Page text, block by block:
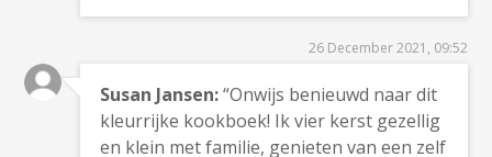
26 December 2021, 09:52
Susan Jansen:“Onwijs benieuwd naar dit
kleurrijke kookboek! Ik vier kerst gezellig
en klein met familie, genieten van een zelf